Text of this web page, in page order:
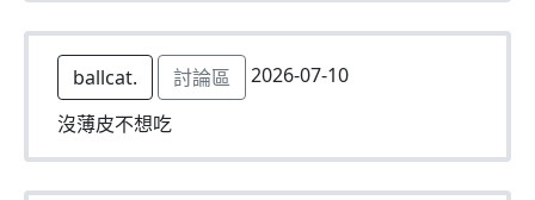
ballcat. 討論區
2026-07-10
沒薄皮不想吃